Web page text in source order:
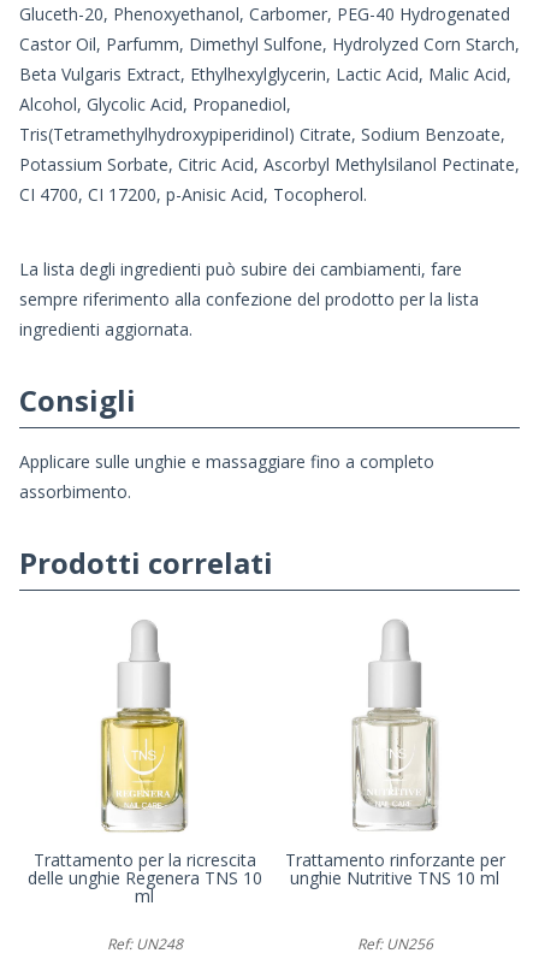
Gluceth-20, Phenoxyethanol, Carbomer, PEG-40 Hydrogenated
Castor Oil, Parfumm, Dimethyl Sulfone, Hydrolyzed Corn Starch,
Beta Vulgaris Extract, Ethylhexylglycerin, Lactic Acid, Malic Acid,
Alcohol, Glycolic Acid, Propanediol,
Tris(Tetramethylhydroxypiperidinol) Citrate, Sodium Benzoate,
Potassium Sorbate, Citric Acid, Ascorbyl Methylsilanol Pectinate,
CI 4700, CI 17200, p-Anisic Acid, Tocopherol.
La lista degli ingredienti può subire dei cambiamenti, fare
sempre riferimento alla confezione del prodotto per la lista
ingredienti aggiornata.
Consigli
Applicare sulle unghie e massaggiare fino a completo
assorbimento.
Prodotti correlati
Trattamento per la ricrescita
delle unghie Regenera TNS 10
ml
Ref: UN248
Trattamento rinforzante per
unghie Nutritive TNS 10 ml
Ref: UN256